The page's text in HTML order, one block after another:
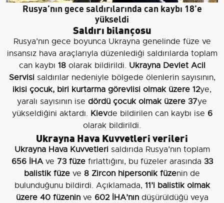
Rusya’nın gece saldırılarında can kaybı 18’e
yükseldi
Saldırı bilançosu
Rusya’nın gece boyunca Ukrayna genelinde füze ve
insansız hava araçlarıyla düzenlediği saldırılarda toplam
can kaybı 18olarak bildirildi. Ukrayna Devlet Acil
Servisisaldırılar nedeniyle bölgede ölenlerin sayısının,
ikisi çocuk, biri kurtarma görevlisi olmak üzere 12ye,
yaralı sayısının ise dördü çocuk olmak üzere 37ye
yükseldiğini aktardı. Kievde bildirilen can kaybı ise 6
olarak bildirildi.
Ukrayna Hava Kuvvetleri verileri
Ukrayna Hava Kuvvetlerisaldırıda Rusya’nın toplam
656 İHAve 73 füzefırlattığını, bu füzeler arasında 33
balistik füze ve 8 Zircon hipersonik füzenin de
bulunduğunu bildirdi. Açıklamada, 11’i balistik olmak
üzere 40 füzeninve 602 İHA’nındüşürüldüğü veya